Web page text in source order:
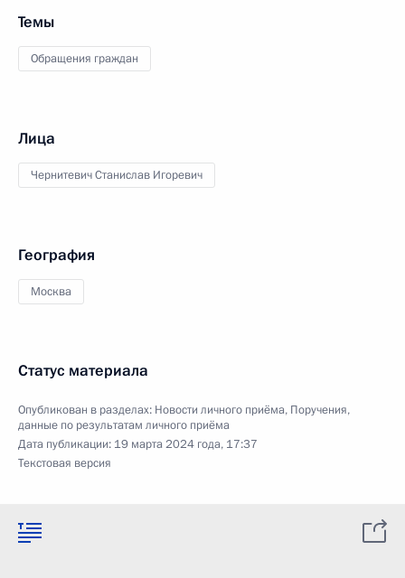
Темы
Обращения граждан
Лица
Чернитевич Станислав Игоревич
География
Москва
Статус материала
Опубликован в разделах: Новости личного приёма, Поручения,
данные по результатам личного приёма
Дата публикации: 19 марта 2024 года, 17:37
Текстовая версия